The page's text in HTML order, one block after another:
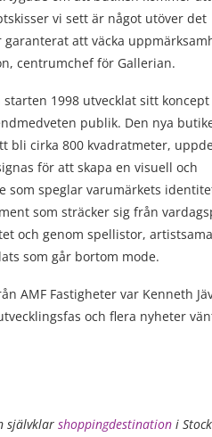
vi sett är något utöver det
garanterat att väcka
centrumchef för Gallerian.
starten 1998 utvecklat sitt
publik. Den nya
bli cirka 800 kvadratmeter,
för att skapa en visuell och
som speglar varumärkets
som sträcker sig från
och genom spellistor,
som går bortom mode.
AMF Fastigheter var Kenneth
och flera nyheter
självklar shoppingdestination i